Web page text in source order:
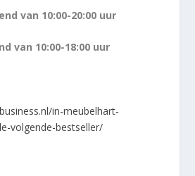
van 10:00-20:00 uur
van 10:00-18:00 uur
in-meubelhart-
volgende-bestseller/